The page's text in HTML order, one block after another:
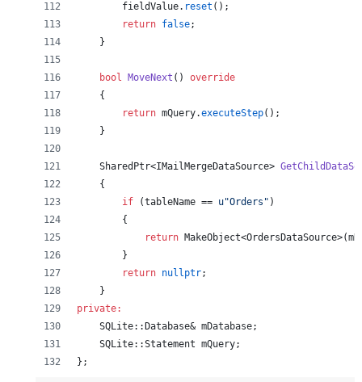
        fieldValue.
reset ();
return false;
    }
bool MoveNext () override
    {
return mQuery.executeStep();
    }
    SharedPtr<IMailMergeDataSource>
    {
if (tableName == u"Orders " )
        {
return MakeObject<OrdersDataSource>(
        }
return nullptr;
    }
private:
    SQLite::Database&
mDatabase;
    SQLite::Statement
mQuery;
};